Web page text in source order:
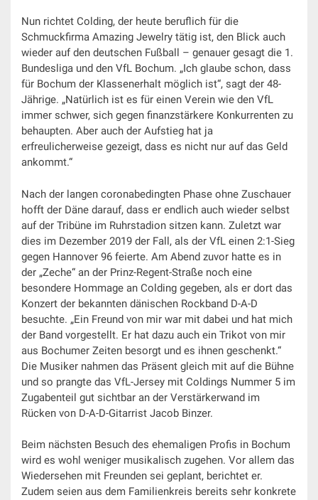
Nun richtet Colding, der heute beruflich für die
Schmuckfirma Amazing Jewelry tätig ist, den Blick auch
wieder auf den deutschen Fußball – genauer gesagt die 1.
Bundesliga und den VfL Bochum. „Ich glaube schon, dass
für Bochum der Klassenerhalt möglich ist“, sagt der 48-
Jährige. „Natürlich ist es für einen Verein wie den VfL
immer schwer, sich gegen finanzstärkere Konkurrenten zu
behaupten. Aber auch der Aufstieg hat ja
erfreulicherweise gezeigt, dass es nicht nur auf das Geld
ankommt.“
Nach der langen coronabedingten Phase ohne Zuschauer
hofft der Däne darauf, dass er endlich auch wieder selbst
auf der Tribüne im Ruhrstadion sitzen kann. Zuletzt war
dies im Dezember 2019 der Fall, als der VfL einen 2:1-Sieg
gegen Hannover 96 feierte. Am Abend zuvor hatte es in
der „Zeche“ an der Prinz-Regent-Straße noch eine
besondere Hommage an Colding gegeben, als er dort das
Konzert der bekannten dänischen Rockband D-A-D
besuchte. „Ein Freund von mir war mit dabei und hat mich
der Band vorgestellt. Er hat dazu auch ein Trikot von mir
aus Bochumer Zeiten besorgt und es ihnen geschenkt.“
Die Musiker nahmen das Präsent gleich mit auf die Bühne
und so prangte das VfL-Jersey mit Coldings Nummer 5 im
Zugabenteil gut sichtbar an der Verstärkerwand im
Rücken von D-A-D-Gitarrist Jacob Binzer.
Beim nächsten Besuch des ehemaligen Profis in Bochum
wird es wohl weniger musikalisch zugehen. Vor allem das
Wiedersehen mit Freunden sei geplant, berichtet er.
Zudem seien aus dem Familienkreis bereits sehr konkrete